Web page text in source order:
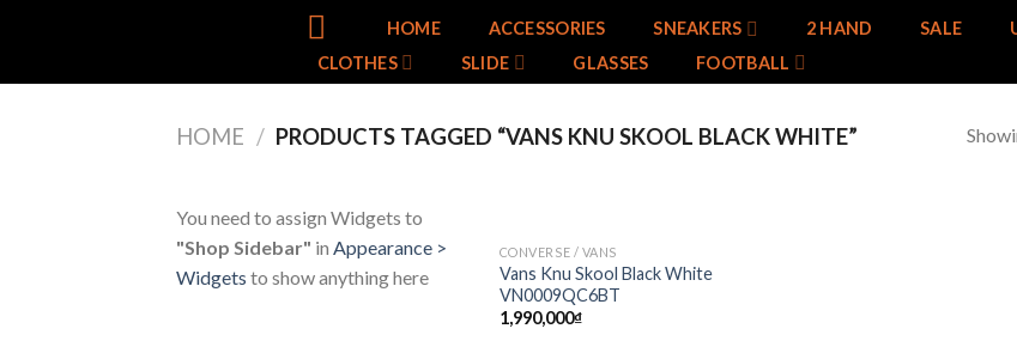
HOME ACCESSORIES SNEAKERS 2 HAND SALE
CLOTHES
SLIDE GLASSES FOOTBALL
HOME / PRODUCTS TAGGED “VANS KNU SKOOL BLACK WHITE”
You need to assign Widgets to
"Shop Sidebar" in Appearance >
Widgets to show anything here
CONVERSE / VANS
Vans Knu Skool Black White
VN0009QC6BT
1,990,000₫